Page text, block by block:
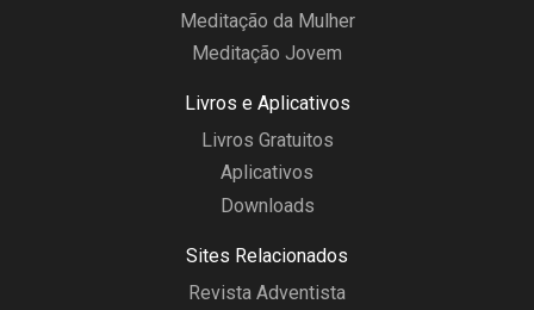
Meditação da Mulher
Meditação Jovem
Livros e Aplicativos
Livros Gratuitos
Aplicativos
Downloads
Sites Relacionados
Revista Adventista